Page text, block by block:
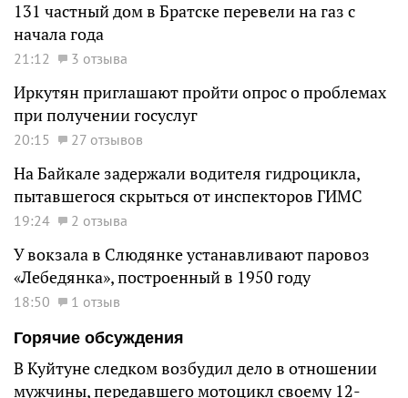
131 частный дом в Братске перевели на газ с
начала года
21:12 3 отзыва
Иркутян приглашают пройти опрос о проблемах
при получении госуслуг
20:15 27 отзывов
На Байкале задержали водителя гидроцикла,
пытавшегося скрыться от инспекторов ГИМС
19:24 2 отзыва
У вокзала в Слюдянке устанавливают паровоз
«Лебедянка», построенный в 1950 году
18:50
1 отзыв
Горячие обсуждения
В Куйтуне следком возбудил дело в отношении
мужчины, передавшего мотоцикл своему 12-